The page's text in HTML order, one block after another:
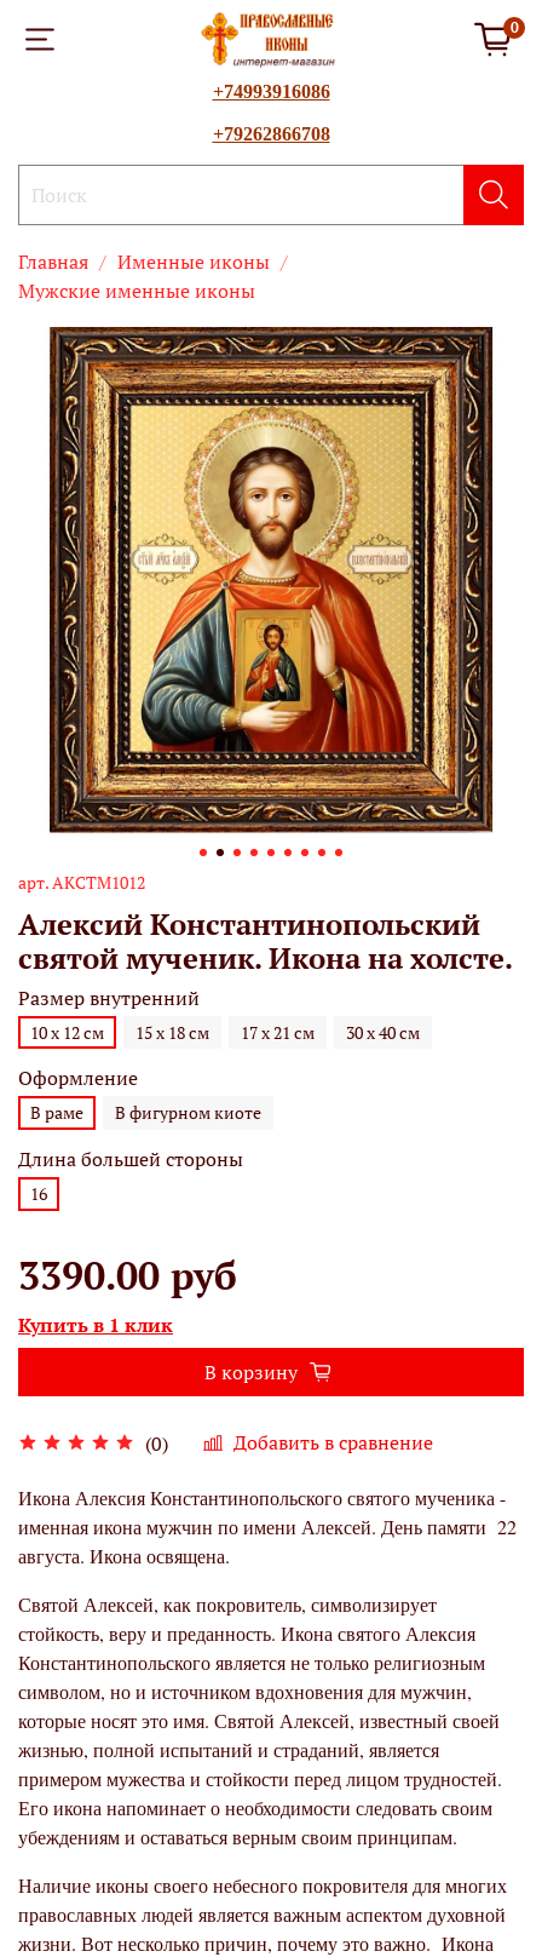
0
+74993916086
+79262866708
Главная
Именные иконы
Мужские именные иконы
арт.АКСТМ1012
Алексий Константинопольский
святой мученик. Икона на холсте.
(0) Добавить в сравнение
Размер внутренний
10 х 12 см 15 х 18 см 17 х 21 см 30 х 40 см
Оформление
В раме В фигурном киоте
Длина большей стороны
16
3390.00 руб
Купить в 1 клик
В корзину
Икона Алексия Константинопольского святого мученика -
именная икона мужчин по имени Алексей. День памяти 22
августа. Икона освящена.
Святой Алексей, как покровитель, символизирует
стойкость, веру и преданность. Икона святого Алексия
Константинопольского является не только религиозным
символом, но и источником вдохновения для мужчин,
которые носят это имя. Святой Алексей, известный своей
жизнью, полной испытаний и страданий, является
примером мужества и стойкости перед лицом трудностей.
Его икона напоминает о необходимости следовать своим
убеждениям и оставаться верным своим принципам.
Наличие иконы своего небесного покровителя для многих
православных людей является важным аспектом духовной
жизни. Вот несколько причин, почему это важно. Икона